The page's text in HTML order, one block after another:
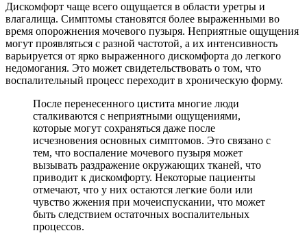
Дискомфорт чаще всего ощущается в области уретры и
влагалища. Симптомы становятся более выраженными во
время опорожнения мочевого пузыря. Неприятные ощущения
могут проявляться с разной частотой, а их интенсивность
варьируется от ярко выраженного дискомфорта до легкого
недомогания. Это может свидетельствовать о том, что
воспалительный процесс переходит в хроническую форму.
После перенесенного цистита многие люди
сталкиваются с неприятными ощущениями,
которые могут сохраняться даже после
исчезновения основных симптомов. Это связано с
тем, что воспаление мочевого пузыря может
вызывать раздражение окружающих тканей, что
приводит к дискомфорту. Некоторые пациенты
отмечают, что у них остаются легкие боли или
чувство жжения при мочеиспускании, что может
быть следствием остаточных воспалительных
процессов.